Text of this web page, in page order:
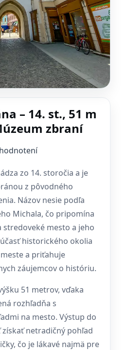
– 14. st., 51 m
zbraní
hodnotení
zo 14. storočia a je
z pôvodného
Názov nesie podľa
Michala, čo pripomína
mesto a jeho
historického okolia
a priťahuje
záujemcov o históriu.
51 metrov, vďaka
rozhľadňa s
na mesto. Výstup do
netradičný pohľad
čo je lákavé najmä pre